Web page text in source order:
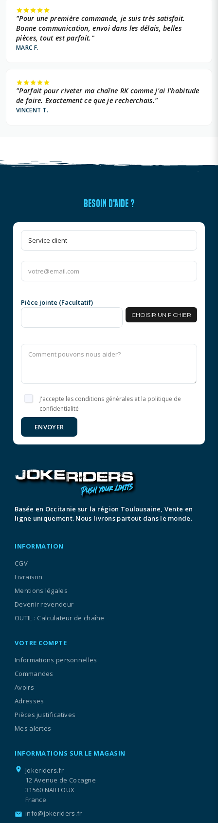
"Pour une première commande, je suis très satisfait.
Bonne communication, envoi dans les délais, belles
pièces, tout est parfait."
MARC F.
"Parfait pour riveter ma chaîne RK comme j'ai l'habitude
de faire. Exactement ce que je recherchais."
VINCENT T.
BESOIN D'AIDE ?
Pièce jointe (Facultatif)
CHOISIR UN FICHIER
J'accepte les conditions générales et la politique de
confidentialité
ENVOYER
Basée en Occitanie sur la région Toulousaine, Vente en
ligne uniquement. Nous livrons partout dans le monde.
INFORMATION
CGV
Livraison
Mentions légales
Devenir revendeur
OUTIL : Calculateur de chaîne
VOTRE COMPTE
Informations personnelles
Commandes
Avoirs
Adresses
Pièces justificatives
Mes alertes
INFORMATIONS SUR LE MAGASIN
location_on
Jokeriders.fr
12 Avenue de Cocagne
31560 NAILLOUX
France
email info@jokeriders.fr